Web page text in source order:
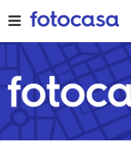
to
content